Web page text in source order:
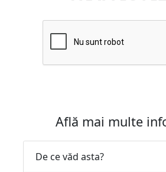
Află mai multe
De ce văd asta?